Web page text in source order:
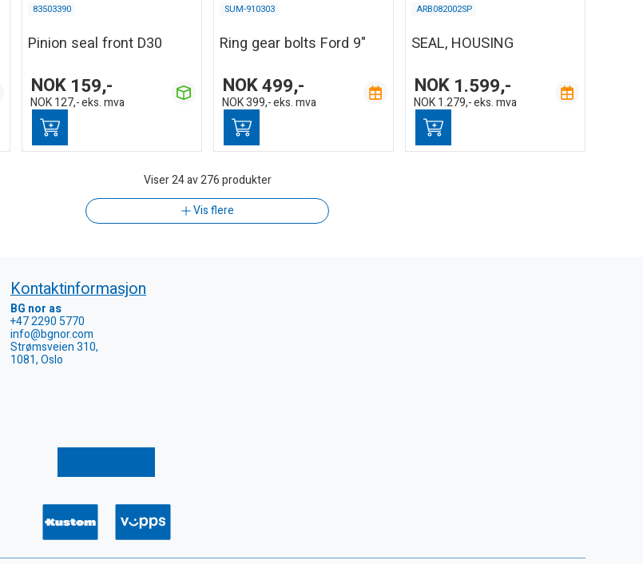
83503390
Pinion seal front D30
NOK 159,-
NOK 127,-eks. mva
SUM-910303
Ring gear bolts Ford 9"
NOK499,-
NOK399,-eks. mva
ARB082002SP
SEAL, HOUSING
NOK 1.599,-
NOK 1.279,-eks. mva
Viser24av 276 produkter
Vis flere
Kontaktinformasjon
BG nor as
+47 2290 5770
info@bgnor.com
Strømsveien 310,
1081, Oslo